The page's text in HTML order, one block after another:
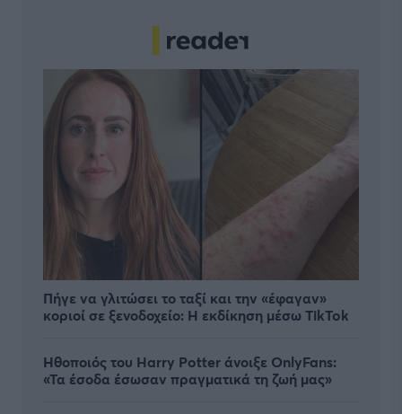
Πήγε να γλιτώσει το ταξί και την «έφαγαν»
κοριοί σε ξενοδοχείο: H εκδίκηση μέσω TikTok
Ηθοποιός του Harry Potter άνοιξε OnlyFans:
«Τα έσοδα έσωσαν πραγματικά τη ζωή μας»